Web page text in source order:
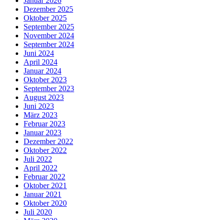
Dezember 2025
Oktober 2025
September 2025
November 2024
September 2024
Juni 2024
April 2024
Januar 2024
Oktober 2023
September 2023
August 2023
Juni 2023
März 2023
Februar 2023
Januar 2023
Dezember 2022
Oktober 2022
Juli 2022
April 2022
Februar 2022
Oktober 2021
Januar 2021
Oktober 2020
Juli 2020